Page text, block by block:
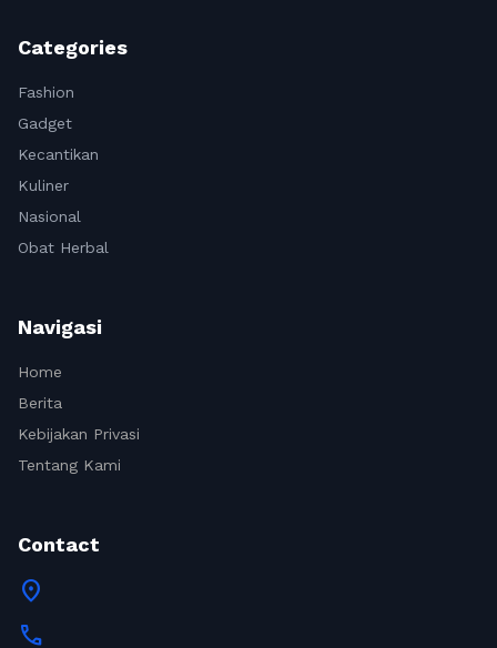
Categories
Fashion
Gadget
Kecantikan
Kuliner
Nasional
Obat Herbal
Navigasi
Home
Berita
Kebijakan Privasi
Tentang Kami
Contact
location_on
call